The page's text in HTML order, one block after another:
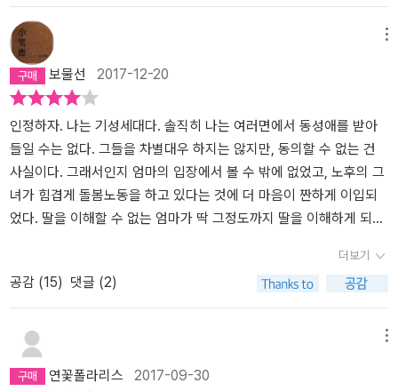
‘젠’은 가까운 미래에 도래할지도 모를 나의 모습이 될 수 있다. 여성
이 여성을 사랑하는 일, 남성이 남성을 사랑하는 일, 그것은 지탄받아
야 할 일이 아니다. 그들의 선택과 삶은 그냥 그들의 것이다. 있는 그
대로 인정하는 일, 우리에겐 왜 이토록 어려운 것일까. 소설을 읽을 때
마다 확인한다. 소설 속 삶은 누군가의 삶일 수 있으며 타인에게 피해
를 주지 않는 그들은 혐오의 대상이 아니니 무조건 그들의 삶을 두 팔
벌려 환영할 수는 없지만 이해하려고 노력해야 한다는 정확하고 명징
한 사실. 누구나 자신의 삶을 살고 있다. 그저 보통의 삶 말이다. 지긋
지긋한 어제와 오늘을 살고 저 너머 어디에 좀 더 나은 내일이 있을 거
라 소망하며 살고 있다. 그것이 동성애의 삶이든, 노년의 삶이든, 더운
최선을 다해 살아간다. 그들 중 하나인 내게 ‘나’의 말은 뜨거운 위로
로 다가온다. ‘이 애들은 삶 한가운데에 있다. 환상도 꿈도 아닌 단단
한 땅에 발을 딛고 서 있다. 내가 그런 것처럼. 다른 사람들이 그런 것
처럼. 이 애들은 무시무시하고 혹독한 삶 한가운데에 살아 있다.’ (14
9쪽) 소설을 읽으면서 나는 딸이 아닌 엄마만 보였다. 책을 다 읽은
지금도 세상의 모든 엄마를 떠올린다. 엄마이기 전에 여성인 사람. 엄
딸에게도 그래서는 안 된다고 가르쳐 왔다. 그러나 왜 나를 이해하지
못하느냐 묻는 딸에게, 너는 내 딸이니까, 라고 대답하고 만다. '내 문
제만 아니면 관용적일 수 있는' 대다수의 사람들의 방심한 마음을 이
소설은 파고 든다. 내 딸은 하필이면 왜 여자를 좋아하는 걸까요. 다른
부모들은 평생 생각할 이유도, 필요도 없는 그런 문제를 던져 주고 어
디 이걸 한번 넘어서 보라는 식으로 날 다그치고 닦달하는 걸까요. 왜
저를 낳아 준 나를 이토록 슬프게 만드는 걸까요. 내 딸은 왜 이토록
가혹한 걸까요. 내 배로 낳은 자식을 나는 왜 부끄러워하는 걸까요. 나
는 그 애의 엄마라는 걸 부끄러워하는 내가 싫어요. 그 애는 왜 나로
하여금 그 애들 부정하게 하고 나조차 부정하게 하고 내가 살아온 시
하고 있다. 그가 돌보는 '젠'이라는 노인은 많은 공부를 하고 많은 사
람을 도우면서 살아온 훌륭한 사람이다. 그럼에도 그는 찾아오는 가
족이 없어 점점 요양원에서 가치가 떨어지게 되고, 많은 다른 요양원
노인들처럼 사용한 기저귀를 잘라서 쓰며 욕창이 생긴 채 방치되는
상황에 이른다. '나'는 딸도 저렇게 젊은 시절 다른 사람을 돕겠다고
시간을 다 보내고 노년에는 가족이 없어 혼자가 될까 두려워한다. 탄
다음 살아가기 위해 직장을 얻는데, 마지막에 얻은 직장이 요양보호
사다. 아픈 사람, 이젠 죽음을 앞둔 사람을 돌보는 사람. 엄마의 역할
은 이렇게 줄곧 누군가를 돌보는 일로 점철된다. 이것이 인정받아야
하지만 자본의 논리 앞에서는 절대로 인정받을 수 없다. 수치로 - 연
봉 또는 월급이라는 - 표현되는 경제 논리, 자본 논리 앞에서 돌봄은
돈과 직결될 수밖에 없다. 요양소들이 모두 이런 모습을 지니고 있지
는 않겠지만 돈을 목표로 하는 요양소들이 보호사들에게 요구하는 일
은 결국 돈을 벌 수 있게 하는 일이다. 인간적인 돌봄은 없다. 엄마가
일하는 직장도 마찬가지다. 그럼에도 돌봄을 우선 가치로 두는 사람,
그 직장에 오래 있을 수가 없다. 엄마 역시 해고 통보를 받는다. 왜냐
엄마는 '젠'이라는 과거에는 남을 돕고 좋은 일을 많이 했지만 지금은
누구도 돌보는 사람이 없고 치매까지 걸린 사람을 결국 제 집으로 데
리고 오는 일은 여전히 여성과 돌봄이 관계가 있다는, 여성이 돌봄을
포기하지 못한다는 의미로 읽힌다. 자신보다 윗세대를 돌봄으로 대하
는 엄마는 자기 딸이 이런 모습을 보면서 자신을 따르기를 바라지 않
는다. 엄마는 동성애자인 딸에게 나중에 너도 이렇게 될 수 있다고 몸
다툼을 했던 것이 떠올랐습니다.그리고 띠팟처럼 얼굴도 목소리도 모
르는 후원자님들에게 도움만 받았던 것도 떠올랐습니다.소설에서처
럼 저는 동성애자나 동성인 친구와 연인 관계는 아니지만 남들처럼
좋은 데 취업하고 좋은 사람과 결혼하여 행복하게 살기를 바랬을 아
버지와 당당하게 남들처럼 내가 일하는 만큼 내가 쓰길 원했던 제 자
신과의 많은 갈등과 서로에게 뾰족한 가시 돋친 말들을 내뱉으며 서
로를 불신하고 인생에서 도움이 안되는 존재로 생각까지 했던 것이
이제는 갑갑했던 아버지에게서 벗어난 지 한참 되었음에도 삶이 윤택
해지지 않은 이유가 무엇일까? 이 소설을 읽으면서 그런 생각을 많이
한 것 같아요.다시 되돌리기엔 너무 멀리 온 것 같고 사실 하실 만큼
한 번 찾아 가 보고 싶기도 한 마음도 들었지만 (이런 나를) 이해하거
나 받아들이기 힘드실 것을 생각하면 막상 발길이 떨어지지가 않네
요. 한편으로는 좋았던 추억 대신 불행했던 기억들로만 가득차서 원
망하기도 했었으며 아직 제대로 성공하지 못한 제 자신이 부끄러워서
미루고 있는 것 같아요.작가님, 감사합니다.호 : 1. 인상적인 표지와 제
목에 이끌려 읽게 된 김혜진작가님의 「딸에 대하여」를 비교적 빨리 읽
보물선 2017-12-20
인정하자. 나는 기성세대다. 솔직히 나는 여러면에서 동성애를 받아
들일 수는 없다. 그들을 차별대우 하지는 않지만, 동의할 수 없는 건
사실이다. 그래서인지 엄마의 입장에서 볼 수 밖에 없었고, 노후의 그
녀가 힘겹게 돌봄노동을 하고 있다는 것에 더 마음이 짠하게 이입되
었다. 딸을 이해할 수 없는 엄마가 딱 그정도까지 딸을 이해하게 되는
지만, 여기까지가 끝이라 하는 것이 맞다는 생각도 든다. 딸과의 갈등
뿐만 아니라 본인의 노동과 관련된 젠에 대한 안타까움도 잘 그려져
있어서, 전체적으로 느낌이 좋은 소설이었다.
더보기
공감 (15) 댓글 (2)
연꽃폴라리스 2017-09-30